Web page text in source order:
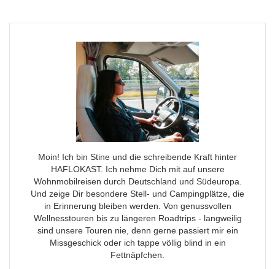
Moin! Ich bin Stine und die schreibende Kraft hinter
HAFLOKAST. Ich nehme Dich mit auf unsere
Wohnmobilreisen durch Deutschland und Südeuropa.
Und zeige Dir besondere Stell- und Campingplätze, die
in Erinnerung bleiben werden. Von genussvollen
Wellnesstouren bis zu längeren Roadtrips - langweilig
sind unsere Touren nie, denn gerne passiert mir ein
Missgeschick oder ich tappe völlig blind in ein
Fettnäpfchen.